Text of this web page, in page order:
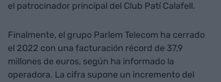
el patrocinador principal del Club Patí Calafell.
Finalmente, el grupo Parlem Telecom ha cerrado
el 2022 con una facturación récord de 37,9
millones de euros, según ha informado la
operadora. La cifra supone un incremento del